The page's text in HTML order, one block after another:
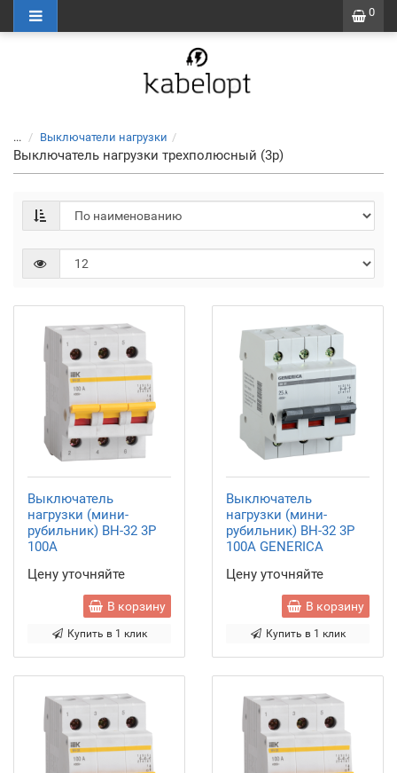
0
... Выключатели нагрузки
Выключатель нагрузки трехполюсный (3p)
Выключатель
нагрузки (мини-
рубильник) ВН-32 3Р
100А
Цену уточняйте
В корзину
Купить в 1 клик
Выключатель
нагрузки (мини-
рубильник) ВН-32 3Р
100А GENERICA
Цену уточняйте
В корзину
Купить в 1 клик